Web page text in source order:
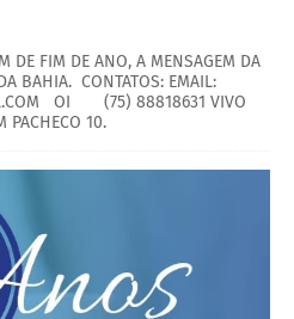
DE FIM DE ANO, A MENSAGEM DA
BAHIA. CONTATOS: EMAIL:
OI (75) 88818631 VIVO
PACHECO 10.